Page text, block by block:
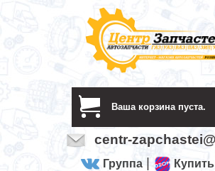
Ваша корзина пуста.
centr-
Группа